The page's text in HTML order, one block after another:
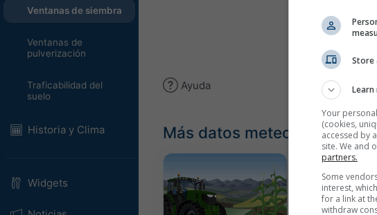
Ventanas de siembra
Ventanas de
pulverización
Traficabilidad del
suelo
Historia y Clima
Widgets
Ayuda
Más datos meteorológicos
Store
Your
(cookies,
accessed by
site. We and
partners.
Some
interest,
for a link at
withdraw